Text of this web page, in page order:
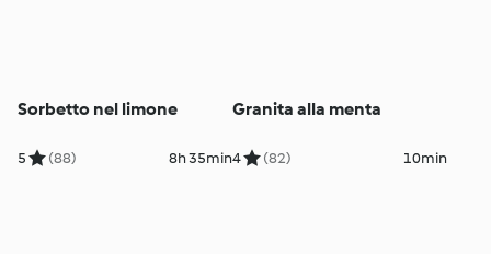
Sorbetto nel limone
5 (88) 8h 35min
Granita alla menta
4 (82) 10min